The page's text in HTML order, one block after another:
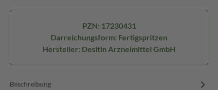
PZN: 17230431
Darreichungsform: Fertigspritzen
Hersteller: Desitin Arzneimittel GmbH
Beschreibung